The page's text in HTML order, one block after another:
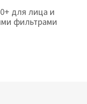
для лица и
фильтрами